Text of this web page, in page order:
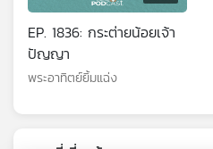
EP. 1836: กระต่ายน้อยเจ้า
ปัญญา
พระอาทิตย์ยิ้มแฉ่ง